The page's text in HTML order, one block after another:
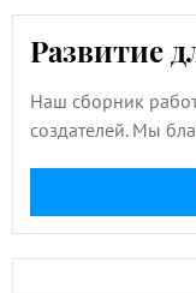
Развитие
Наш сборник
создателей. Мы